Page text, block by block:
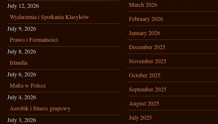
July 12, 2026
Wydarzenia i Spotkania Klasyków
July 9, 2026
Prawo i Formalności
July 8, 2026
Irlandia
July 6, 2026
Mafia w Polsce
July 4, 2026
Aerobik i fitness grupowy
July 3, 2026
March 2026
February 2026
January 2026
December 2025
November 2025
October 2025
September 2025
August 2025
July 2025